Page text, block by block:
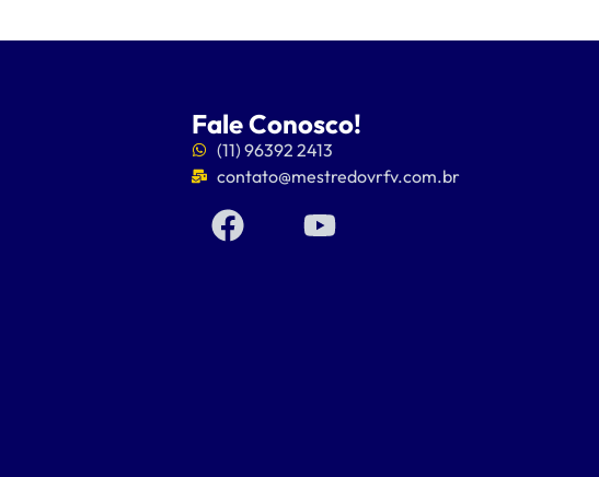
Fale Conosco!
(11) 96392 2413
contato@mestredovrfv.com.br